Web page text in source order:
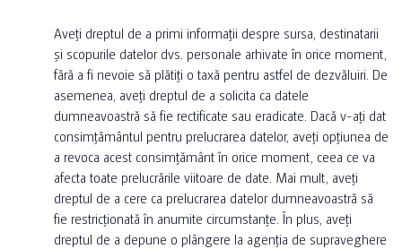
Aveți dreptul de a primi informații despre sursa, destinatarii
și scopurile datelor dvs. personale arhivate în orice moment,
fără a fi nevoie să plătiți o taxă pentru astfel de dezvăluiri. De
asemenea, aveți dreptul de a solicita ca datele
dumneavoastră să fie rectificate sau eradicate. Dacă v-ați dat
consimțământul pentru prelucrarea datelor, aveți opțiunea de
a revoca acest consimțământ în orice moment, ceea ce va
afecta toate prelucrările viitoare de date. Mai mult, aveți
dreptul de a cere ca prelucrarea datelor dumneavoastră să
fie restricționată în anumite circumstanțe. În plus, aveți
dreptul de a depune o plângere la agenția de supraveghere